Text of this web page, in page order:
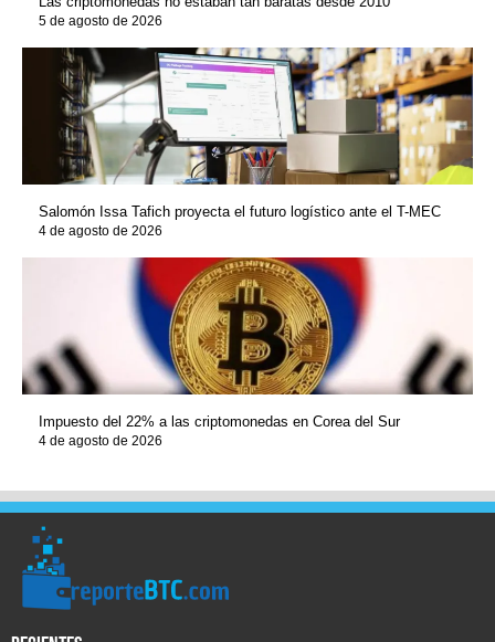
5 de agosto de 2026
Salomón Issa Tafich proyecta el futuro logístico ante el T-MEC
4 de agosto de 2026
Impuesto del 22% a las criptomonedas en Corea del Sur
4 de agosto de 2026